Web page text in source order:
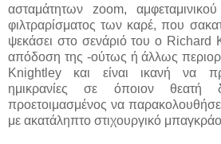
ασταμάτητων zoom,
φιλτραρίσματος των καρέ, που
ψεκάσει στο σενάριό του ο Richard
απόδοση της -ούτως ή άλλως
Knightley και είναι ικανή να
ημικρανίες σε όποιον θεατή
προετοιμασμένος να
με ακατάληπτο στιχουργικό